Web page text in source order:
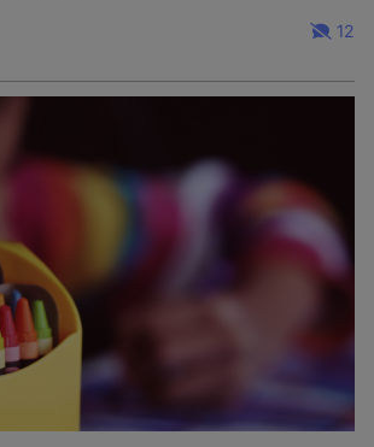
12